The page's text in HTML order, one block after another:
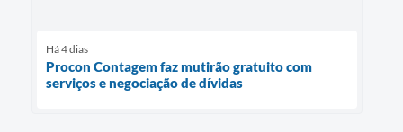
Há 4 dias
Procon Contagem faz mutirão gratuito com
serviços e negociação de dívidas